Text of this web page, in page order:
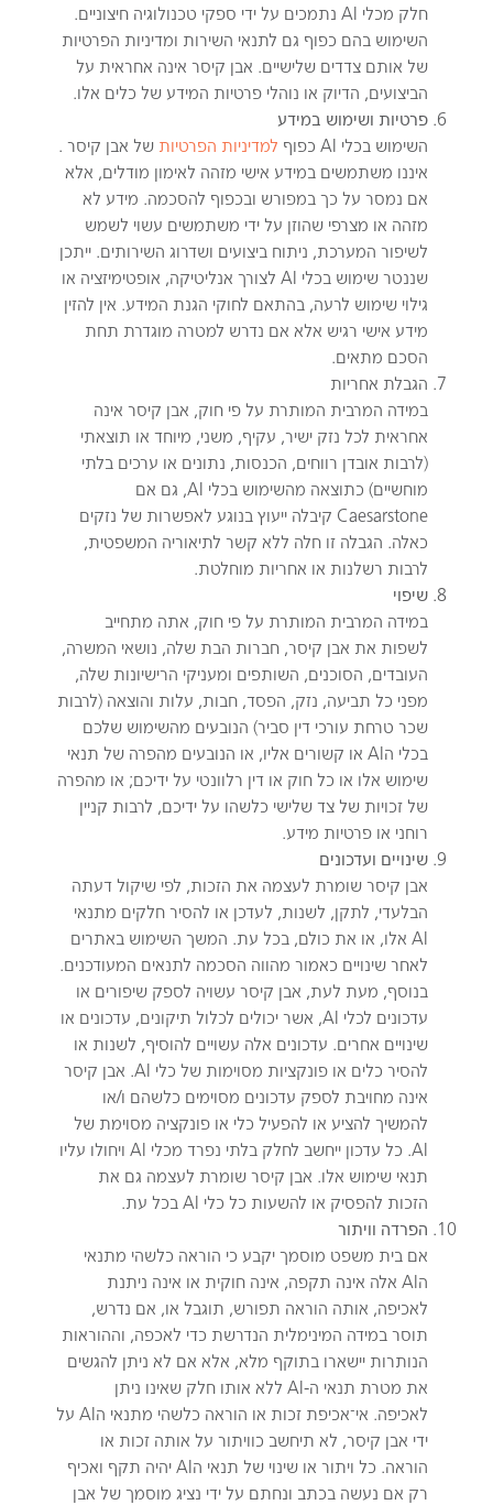
חלק מכלי AI נתמכים על ידי ספקי טכנולוגיה חיצוניים.
השימוש בהם כפוף גם לתנאי השירות ומדיניות הפרטיות
של אותם צדדים שלישיים. אבן קיסר אינה אחראית על
הביצועים, הדיוק או נוהלי פרטיות המידע של כלים אלו.
פרטיות ושימוש במידע
השימוש בכלי AI כפוף
למדיניות הפרטיות של אבן קיסר .
איננו משתמשים במידע אישי מזהה לאימון מודלים, אלא
אם נמסר על כך במפורש ובכפוף להסכמה. מידע לא
מזהה או מצרפי שהוזן על ידי משתמשים עשוי לשמש
לשיפור המערכת, ניתוח ביצועים ושדרוג השירותים. ייתכן
שננטר שימוש בכלי AI לצורך אנליטיקה, אופטימיזציה או
גילוי שימוש לרעה, בהתאם לחוקי הגנת המידע. אין להזין
מידע אישי רגיש אלא אם נדרש למטרה מוגדרת תחת
הסכם מתאים.
הגבלת אחריות
במידה המרבית המותרת על פי חוק, אבן קיסר אינה
אחראית לכל נזק ישיר, עקיף, משני, מיוחד או תוצאתי
(לרבות אובדן רווחים, הכנסות, נתונים או ערכים בלתי
מוחשיים) כתוצאה מהשימוש בכלי AI, גם אם
Caesarstone קיבלה ייעוץ בנוגע לאפשרות של נזקים
כאלה. הגבלה זו חלה ללא קשר לתיאוריה המשפטית,
לרבות רשלנות או אחריות מוחלטת.
שיפוי
במידה המרבית המותרת על פי חוק, אתה מתחייב
לשפות את אבן קיסר, חברות הבת שלה, נושאי המשרה,
העובדים, הסוכנים, השותפים ומעניקי הרישיונות שלה,
מפני כל תביעה, נזק, הפסד, חבות, עלות והוצאה (לרבות
שכר טרחת עורכי דין סביר) הנובעים מהשימוש שלכם
בכלי הAI או קשורים אליו, או הנובעים מהפרה של תנאי
שימוש אלו או כל חוק או דין רלוונטי על ידיכם; או מהפרה
של זכויות של צד שלישי כלשהו על ידיכם, לרבות קניין
רוחני או פרטיות מידע.
שינויים ועדכונים
אבן קיסר שומרת לעצמה את הזכות, לפי שיקול דעתה
הבלעדי, לתקן, לשנות, לעדכן או להסיר חלקים מתנאי
AI אלו, או את כולם, בכל עת. המשך השימוש באתרים
לאחר שינויים כאמור מהווה הסכמה לתנאים המעודכנים.
בנוסף, מעת לעת, אבן קיסר עשויה לספק שיפורים או
עדכונים לכלי AI, אשר יכולים לכלול תיקונים, עדכונים או
שינויים אחרים. עדכונים אלה עשויים להוסיף, לשנות או
להסיר כלים או פונקציות מסוימות של כלי AI. אבן קיסר
אינה מחויבת לספק עדכונים מסוימים כלשהם ו/או
להמשיך להציע או להפעיל כלי או פונקציה מסוימת של
AI. כל עדכון ייחשב לחלק בלתי נפרד מכלי AI ויחולו עליו
תנאי שימוש אלו. אבן קיסר שומרת לעצמה גם את
הזכות להפסיק או להשעות כל כלי AI בכל עת.
הפרדה וויתור
אם בית משפט מוסמך יקבע כי הוראה כלשהי מתנאי
הAI אלה אינה תקפה, אינה חוקית או אינה ניתנת
לאכיפה, אותה הוראה תפורש, תוגבל או, אם נדרש,
תוסר במידה המינימלית הנדרשת כדי לאכפה, וההוראות
הנותרות יישארו בתוקף מלא, אלא אם לא ניתן להגשים
את מטרת תנאי ה-AI ללא אותו חלק שאינו ניתן
לאכיפה. אי־אכיפת זכות או הוראה כלשהי מתנאי הAI על
ידי אבן קיסר, לא תיחשב כוויתור על אותה זכות או
הוראה. כל ויתור או שינוי של תנאי הAI יהיה תקף ואכיף
רק אם נעשה בכתב ונחתם על ידי נציג מוסמך של אבן